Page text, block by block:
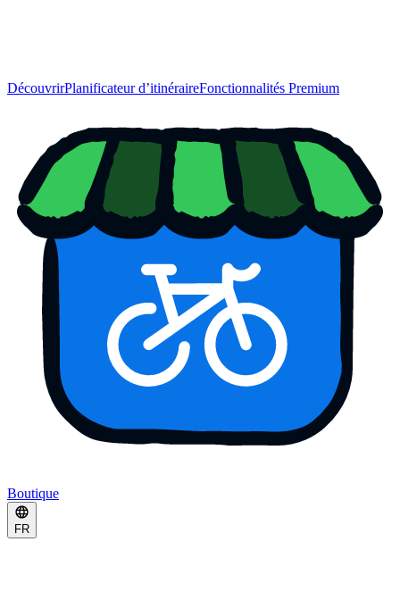
DécouvrirPlanificateur d’itinéraireFonctionnalités Premium
Boutique
FR